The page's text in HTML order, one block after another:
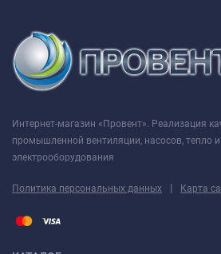
Интернет-магазин «Провент». Реализация
промышленной вентиляции, насосов, тепло и
электрооборудования
Политика персональных данных | Карта